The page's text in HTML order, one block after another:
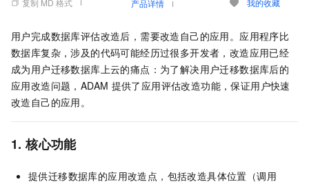
复制 MD 格式
产品详情 我的收藏
用户完成数据库评估改造后，需要改造自己的应用。应用程序比
数据库复杂，涉及的代码可能经历过很多开发者，改造应用已经
成为用户迁移数据库上云的痛点：为了解决用户迁移数据库后的
应用改造问题，ADAM 提供了应用评估改造功能，保证用户快速
改造自己的应用。
1. 核心功能
提供迁移数据库的应用改造点，包括改造具体位置（调用